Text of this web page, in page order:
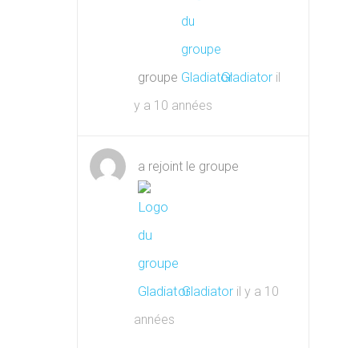
groupe Gladiator il
y a 10 années
a rejoint le groupe
Gladiator il y a 10
années